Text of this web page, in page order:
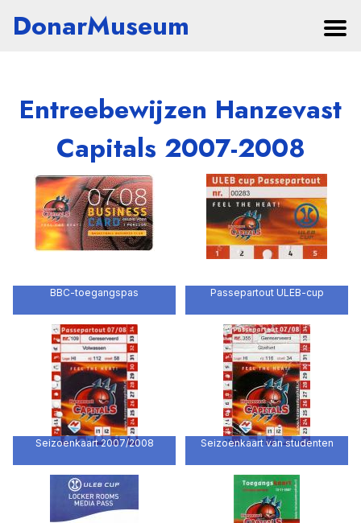
DonarMuseum
Entreebewijzen Hanzevast
Capitals 2007-2008
BBC-toegangspas Passepartout ULEB-cup
Seizoenkaart 2007/2008 Seizoenkaart van studenten